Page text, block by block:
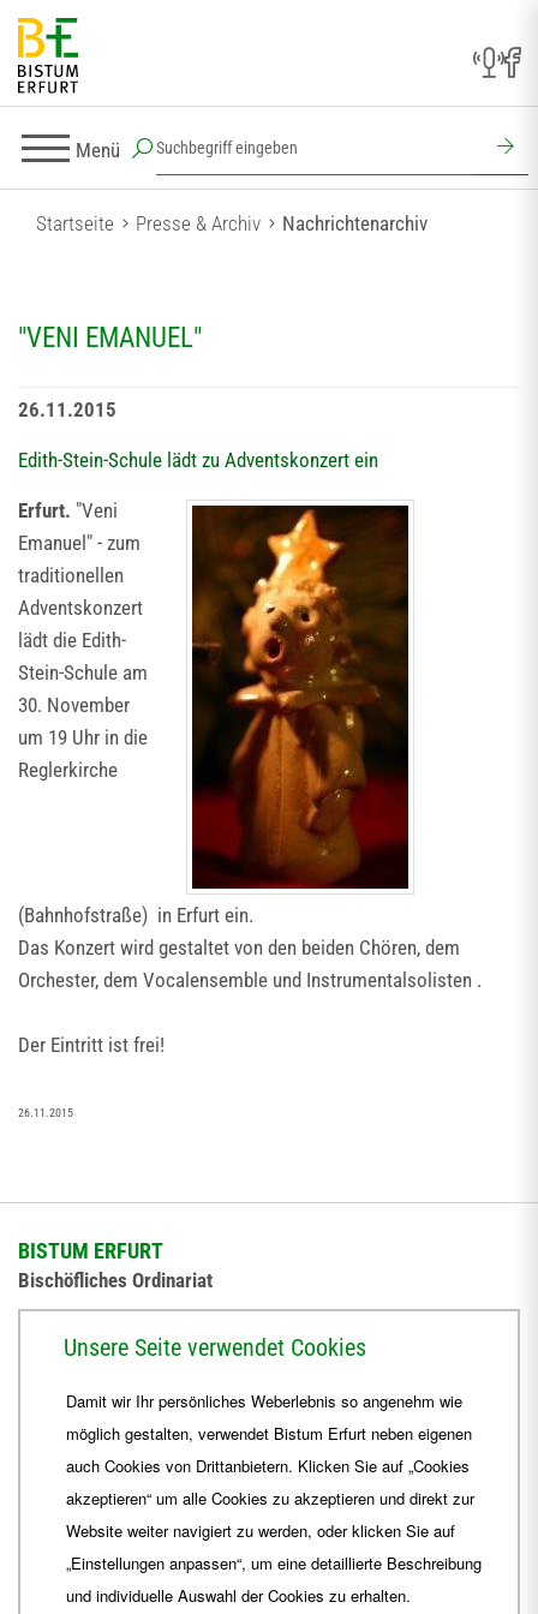
Menü
Startseite Presse & Archiv Nachrichtenarchiv
"VENI EMANUEL"
26.11.2015
Edith-Stein-Schule lädt zu Adventskonzert ein
Erfurt. "Veni
Emanuel" - zum
traditionellen
Adventskonzert
lädt die Edith-
Stein-Schule am
30. November
um 19 Uhr in die
Reglerkirche
(Bahnhofstraße) in Erfurt ein.
Das Konzert wird gestaltet von den beiden Chören, dem
Orchester, dem Vocalensemble und Instrumentalsolisten .
Der Eintritt ist frei!
26.11.2015
BISTUM ERFURT
Bischöfliches Ordinariat
+49 361 6572-444
ordinariat Bistum-Erfurt.de
Unsere Seite verwendet Cookies
Damit wir Ihr persönliches Weberlebnis so angenehm wie
möglich gestalten, verwendet Bistum Erfurt neben eigenen
auch Cookies von Drittanbietern. Klicken Sie auf „Cookies
akzeptieren“ um alle Cookies zu akzeptieren und direkt zur
Website weiter navigiert zu werden, oder klicken Sie auf
„Einstellungen anpassen“, um eine detaillierte Beschreibung
und individuelle Auswahl der Cookies zu erhalten.